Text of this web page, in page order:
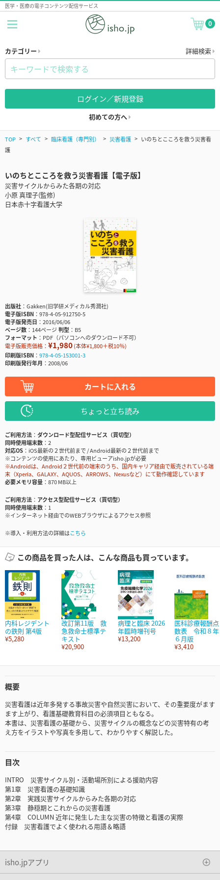
医学・医療の電子コンテンツ配信サービス
0
カテゴリー 詳細検索
ログイン／新規登録
初めての方へ
TOP すべて 臨床看護（専門別） 災害看護
いのちとこころを救う災害看
護
いのちとこころを救う災害看護【電子版】
災害サイクルからみた各期の対応
小原 真理子(監修)
日本赤十字看護大学
出版社
Gakken(旧学研メディカル秀潤社)
電子版ISBN
978-4-05-912750-5
電子版発売日
2016/06/06
ページ数
144ページ判型
B5
フォーマット
PDF（パソコンへのダウンロード不可）
電子版販売価格： ¥1,980(本体¥1,800＋税10％)
印刷版ISBN
978-4-05-153001-3
印刷版発行年月
2008/06
カートに入れる
ちょっと立ち読み
ご利用方法
ダウンロード型配信サービス（買切型）
同時使用端末数
2
対応OS
iOS最新の２世代前まで / Android最新の２世代前まで
※コンテンツの使用にあたり、専用ビューアisho.jpが必要
※Androidは、Android２世代前の端末のうち、国内キャリア経由で販売されている端
末（Xperia、GALAXY、AQUOS、ARROWS、Nexusなど）にて動作確認しています
必要メモリ容量
870 MB以上
ご利用方法
アクセス型配信サービス（買切型）
同時使用端末数
1
※インターネット経由でのWEBブラウザによるアクセス参照
※導入・利用方法の詳細はこちら
この商品を買った人は、こんな商品も買っています。
内科レジデント
の鉄則 第4版
¥5,280
改訂第11版 救
急救命士標準テ
キスト
¥20,900
病理と臨床 2026
年臨時増刊号
¥13,200
医科診療報酬点
数表 令和８年
６月版
¥3,410
概要
災害看護は近年多発する事故災害や自然災害において、その重要度がます
ます上がり、看護基礎教育科目の必須項目ともなる。
本書は、災害看護の基礎から、災害サイクルの概念などの災害特有の考
え方をイラストや写真を多用して、わかりやすく解説した。
目次
INTRO 災害サイクル別・活動場所別による援助内容
第1章 災害看護の基礎知識
第2章 実践災害サイクルからみた各期の対応
第3章 静穏期とこれからの災害看護
第4章 COLUMN 近年に発生した主な災害の特徴と看護の実際
付録 災害看護でよく使われる用語＆略語
isho.jpアプリ